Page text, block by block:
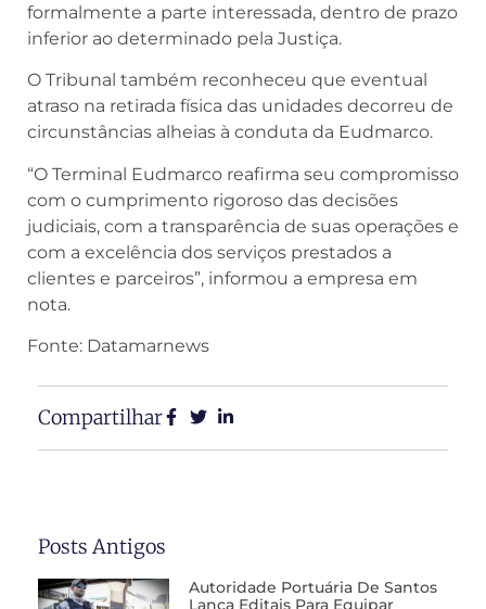
formalmente a parte interessada, dentro de prazo
inferior ao determinado pela Justiça.
O Tribunal também reconheceu que eventual
atraso na retirada física das unidades decorreu de
circunstâncias alheias à conduta da Eudmarco.
“O Terminal Eudmarco reafirma seu compromisso
com o cumprimento rigoroso das decisões
judiciais, com a transparência de suas operações e
com a excelência dos serviços prestados a
clientes e parceiros”, informou a empresa em
nota.
Fonte: Datamarnews
Compartilhar
Posts Antigos
Autoridade Portuária De Santos